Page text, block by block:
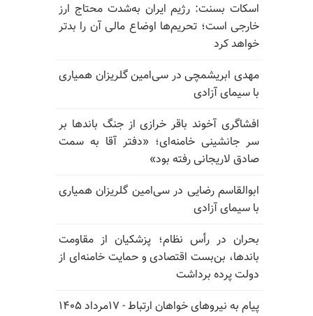
اسکات بسنت: رژیم ایران به‌شدت محتاج ارز
خارجی است؛ تحریم‌ها اوضاع مالی آن را بدتر
خواهد کرد
مهدی ابریشمچی در سی‌امین گلریزان همیاری
با سیمای آزادی
افشاگری آخوند باقر خرازی از جنگ باندها بر
سر جانشینی خامنه‌ای؛ «دفتر آقا به سمت
صادق لاریجانی رفته بود»
ابوالقاسم رضایی در سی‌امین گلریزان همیاری
با سیمای آزادی
بحران در رأس نظام؛ پزشکیان از مقاومت
باندها، بن‌بست اقتصادی و حمایت خامنه‌ای از
دولت پرده برداشت
پیام به نیروهای خواهان ارتباط - ۱۷مرداد ۱۴۰۵